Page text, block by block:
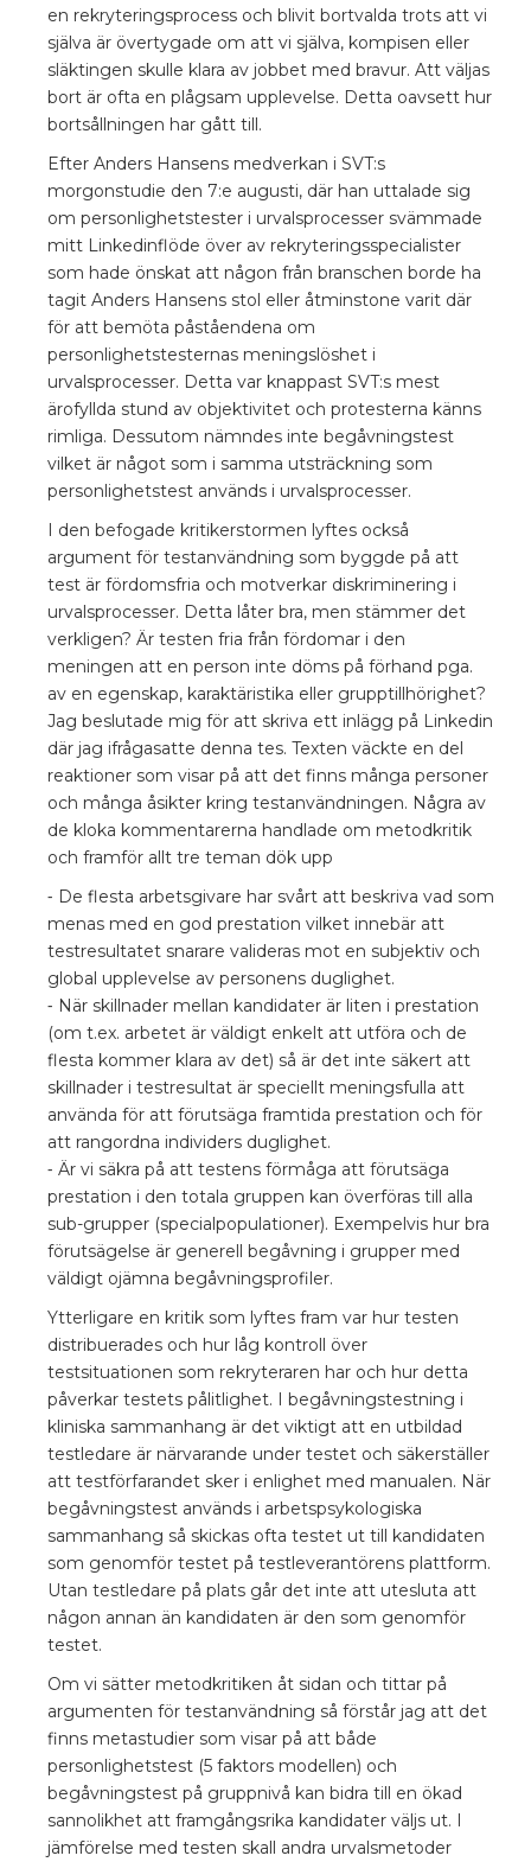
en rekryteringsprocess och blivit bortvalda trots att vi
själva är övertygade om att vi själva, kompisen eller
släktingen skulle klara av jobbet med bravur. Att väljas
bort är ofta en plågsam upplevelse. Detta oavsett hur
bortsållningen har gått till.
Efter Anders Hansens medverkan i SVT:s
morgonstudie den 7:e augusti, där han uttalade sig
om personlighetstester i urvalsprocesser svämmade
mitt Linkedinflöde över av rekryteringsspecialister
som hade önskat att någon från branschen borde ha
tagit Anders Hansens stol eller åtminstone varit där
för att bemöta påståendena om
personlighetstesternas meningslöshet i
urvalsprocesser. Detta var knappast SVT:s mest
ärofyllda stund av objektivitet och protesterna känns
rimliga. Dessutom nämndes inte begåvningstest
vilket är något som i samma utsträckning som
personlighetstest används i urvalsprocesser.
I den befogade kritikerstormen lyftes också
argument för testanvändning som byggde på att
test är fördomsfria och motverkar diskriminering i
urvalsprocesser. Detta låter bra, men stämmer det
verkligen? Är testen fria från fördomar i den
meningen att en person inte döms på förhand pga.
av en egenskap, karaktäristika eller grupptillhörighet?
Jag beslutade mig för att skriva ett inlägg på Linkedin
där jag ifrågasatte denna tes. Texten väckte en del
reaktioner som visar på att det finns många personer
och många åsikter kring testanvändningen. Några av
de kloka kommentarerna handlade om metodkritik
och framför allt tre teman dök upp
⁃ De flesta arbetsgivare har svårt att beskriva vad som
menas med en god prestation vilket innebär att
testresultatet snarare valideras mot en subjektiv och
global upplevelse av personens duglighet.
⁃ När skillnader mellan kandidater är liten i prestation
(om t.ex. arbetet är väldigt enkelt att utföra och de
flesta kommer klara av det) så är det inte säkert att
skillnader i testresultat är speciellt meningsfulla att
använda för att förutsäga framtida prestation och för
att rangordna individers duglighet.
⁃ Är vi säkra på att testens förmåga att förutsäga
prestation i den totala gruppen kan överföras till alla
sub-grupper (specialpopulationer). Exempelvis hur bra
förutsägelse är generell begåvning i grupper med
väldigt ojämna begåvningsprofiler.
Ytterligare en kritik som lyftes fram var hur testen
distribuerades och hur låg kontroll över
testsituationen som rekryteraren har och hur detta
påverkar testets pålitlighet. I begåvningstestning i
kliniska sammanhang är det viktigt att en utbildad
testledare är närvarande under testet och säkerställer
att testförfarandet sker i enlighet med manualen. När
begåvningstest används i arbetspsykologiska
sammanhang så skickas ofta testet ut till kandidaten
som genomför testet på testleverantörens plattform.
Utan testledare på plats går det inte att utesluta att
någon annan än kandidaten är den som genomför
testet.
Om vi sätter metodkritiken åt sidan och tittar på
argumenten för testanvändning så förstår jag att det
finns metastudier som visar på att både
personlighetstest (5 faktors modellen) och
begåvningstest på gruppnivå kan bidra till en ökad
sannolikhet att framgångsrika kandidater väljs ut. I
jämförelse med testen skall andra urvalsmetoder